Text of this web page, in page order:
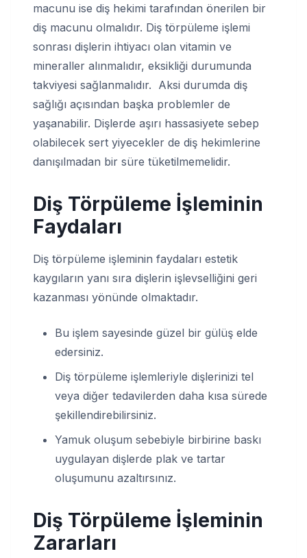
macunu ise diş hekimi tarafından önerilen bir
diş macunu olmalıdır. Diş törpüleme işlemi
sonrası dişlerin ihtiyacı olan vitamin ve
mineraller alınmalıdır, eksikliği durumunda
takviyesi sağlanmalıdır. Aksi durumda diş
sağlığı açısından başka problemler de
yaşanabilir. Dişlerde aşırı hassasiyete sebep
olabilecek sert yiyecekler de diş hekimlerine
danışılmadan bir süre tüketilmemelidir.
Diş Törpüleme İşleminin
Faydaları
Diş törpüleme işleminin faydaları estetik
kaygıların yanı sıra dişlerin işlevselliğini geri
kazanması yönünde olmaktadır.
Bu işlem sayesinde güzel bir gülüş elde
edersiniz.
Diş törpüleme işlemleriyle dişlerinizi tel
veya diğer tedavilerden daha kısa sürede
şekillendirebilirsiniz.
Yamuk oluşum sebebiyle birbirine baskı
uygulayan dişlerde plak ve tartar
oluşumunu azaltırsınız.
Diş Törpüleme İşleminin
Zararları